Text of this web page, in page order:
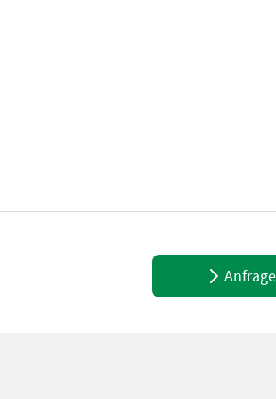
10ha gemäht!!!! + MaxCut Mähbalken +